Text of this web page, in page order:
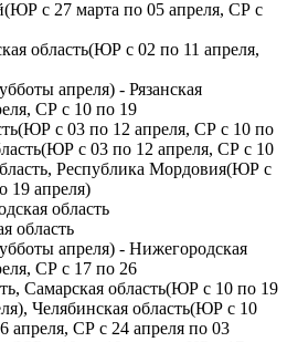
с 27 марта по 05 апреля, СР с
область(ЮР с 02 по 11 апреля,
апреля) - Рязанская
СР с 10 по 19
с 03 по 12 апреля, СР с 10 по
с 03 по 12 апреля, СР с 10
Республика Мордовия(ЮР с
19 апреля)
область
область
апреля) - Нижегородская
СР с 17 по 26
Самарская область(ЮР с 10 по 19
Челябинская область(ЮР с 10
апреля, СР с 24 апреля по 03